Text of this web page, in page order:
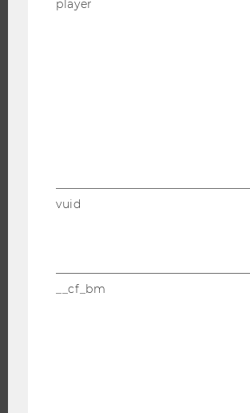
INTERNATIONALE UND INCOMING
ANGEBOTE FÜR SCHULEN UND
STUDENT CLUBS
FORSCHUNG
player
vuid
__cf_bm